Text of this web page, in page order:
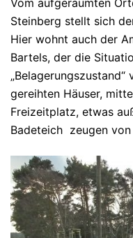
Vom aufgeräumten
Steinberg stellt sich
Hier wohnt auch der
Bartels, der die
gereihten Häuser,
Freizeitplatz, etwas
Badeteich zeugen